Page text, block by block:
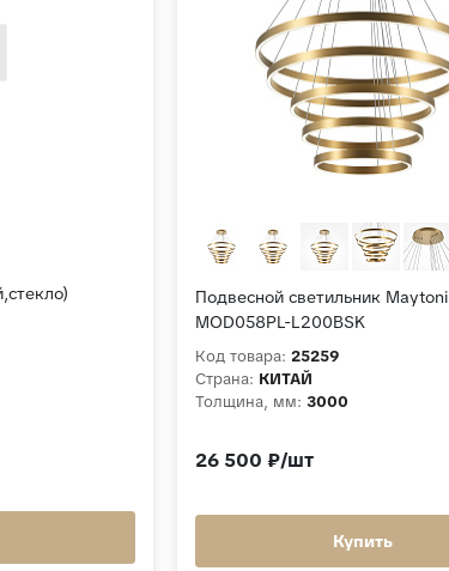
Подвесной светильник Maytoni
MOD058PL-L200BSK
Код товара: 25259
Страна: КИТАЙ
Толщина, мм: 3000
26 500 ₽/шт
Купить